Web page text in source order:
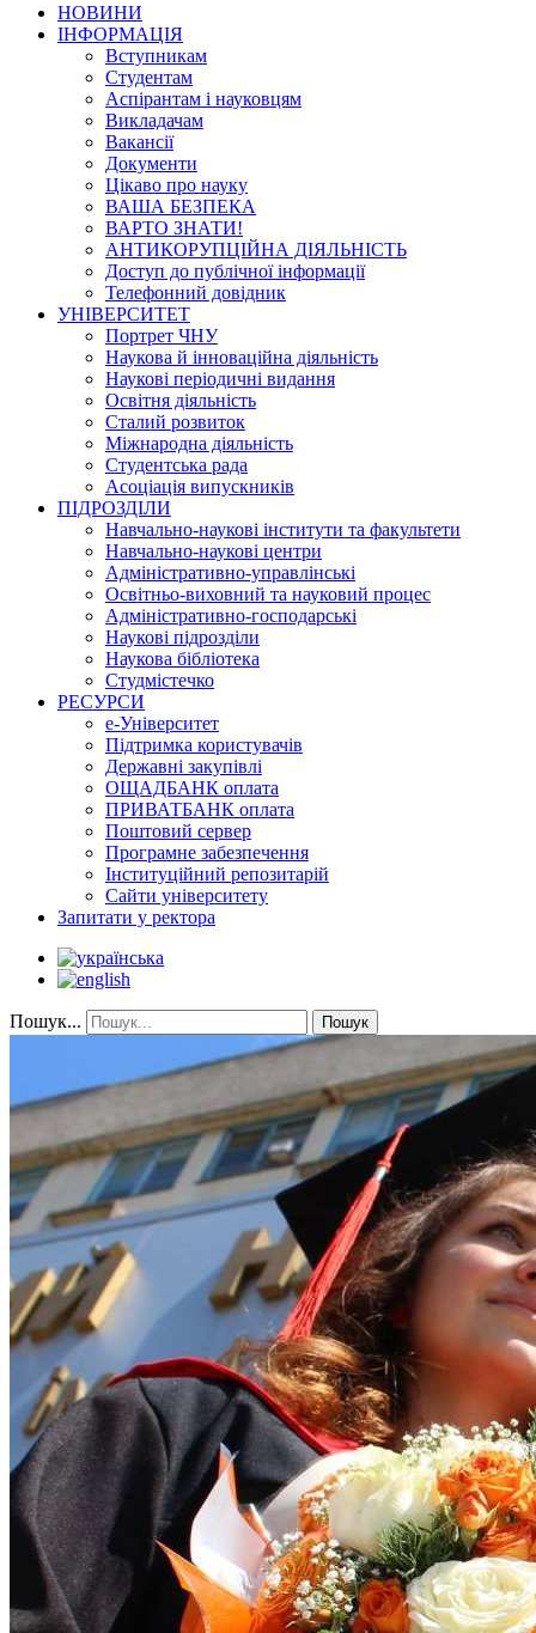
НОВИНИ
ІНФОРМАЦІЯ
Вступникам
Студентам
Аспірантам і науковцям
Викладачам
Вакансії
Документи
Цікаво про науку
ВАША БЕЗПЕКА
ВАРТО ЗНАТИ!
АНТИКОРУПЦІЙНА ДІЯЛЬНІСТЬ
Доступ до публічної інформації
Телефонний довідник
УНІВЕРСИТЕТ
Портрет ЧНУ
Наукова й інноваційна діяльність
Наукові періодичні видання
Освітня діяльність
Сталий розвиток
Міжнародна діяльність
Студентська рада
Асоціація випускників
ПІДРОЗДІЛИ
Навчально-наукові інститути та факультети
Навчально-наукові центри
Адміністративно-управлінські
Освітньо-виховний та науковий процес
Адміністративно-господарські
Наукові підрозділи
Наукова бібліотека
Студмістечко
РЕСУРСИ
е-Університет
Підтримка користувачів
Державні закупівлі
ОЩАДБАНК оплата
ПРИВАТБАНК оплата
Поштовий сервер
Програмне забезпечення
Інституційний репозитарій
Сайти університету
Запитати у ректора
Пошук... Пошук